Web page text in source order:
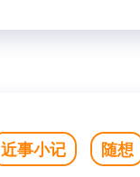
近事小记 随想